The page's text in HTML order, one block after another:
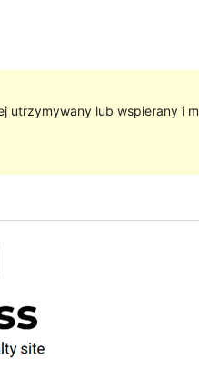
utrzymywany lub wspierany i